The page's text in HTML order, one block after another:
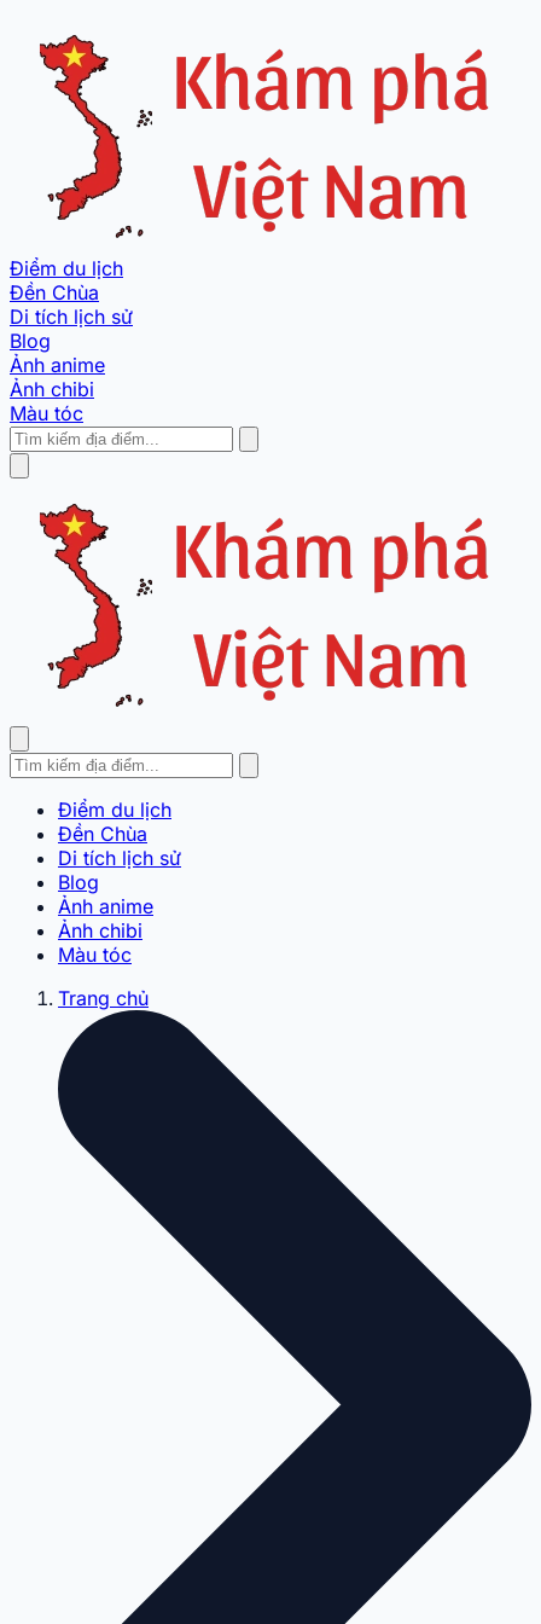
Điểm du lịch
Đền Chùa
Di tích lịch sử
Blog
Ảnh anime
Ảnh chibi
Màu tóc
Điểm du lịch
Đền Chùa
Di tích lịch sử
Blog
Ảnh anime
Ảnh chibi
Màu tóc
Trang chủ